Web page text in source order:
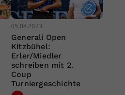
05.08.2023
Generali Open
Kitzbühel:
Erler/Miedler
schreiben mit 2.
Coup
Turniergeschichte